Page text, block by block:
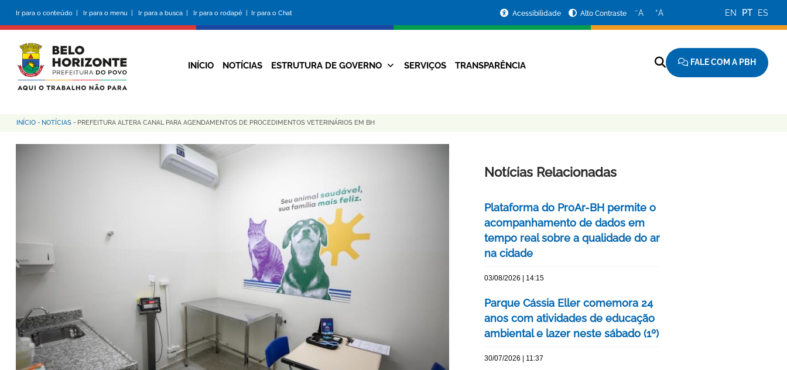
conteúdo
principal
Ir para o conteúdo | Ir para o menu | Ir para a busca | Ir para o rodapé | Ir para o Chat
da
Prefeitura
Acessibilidade Alto Contraste −A +A EN PT ES
Navegação
INÍCIO NOTÍCIAS ESTRUTURA DE GOVERNO SERVIÇOS TRANSPARÊNCIA FALE COM A PBH
Trilha
de
INÍCIO - NOTÍCIAS - PREFEITURA ALTERA CANAL PARA AGENDAMENTOS DE PROCEDIMENTOS VETERINÁRIOS EM BH
Notícias Relacionadas
Plataforma do ProAr-BH permite o
acompanhamento de dados em
tempo real sobre a qualidade do ar
na cidade
03/08/2026 | 14:15
Parque Cássia Eller comemora 24
anos com atividades de educação
ambiental e lazer neste sábado (1º)
30/07/2026 | 11:37